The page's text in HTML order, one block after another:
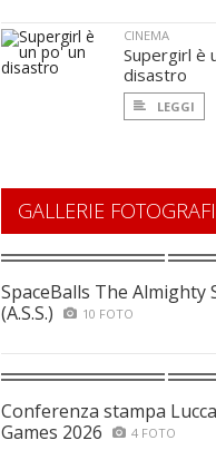
CINEMA
Supergirl è
disastro
LEGGI
GALLERIE
SpaceBalls The Almighty
(A.S.S.)
10 FOTO
Conferenza stampa
Games 2026
4 FOTO